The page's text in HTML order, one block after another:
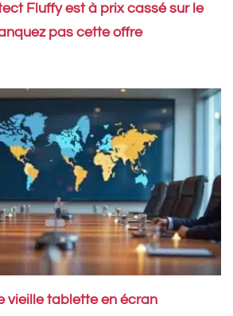
Fluffy est à prix cassé sur le
pas cette offre
vieille tablette en écran